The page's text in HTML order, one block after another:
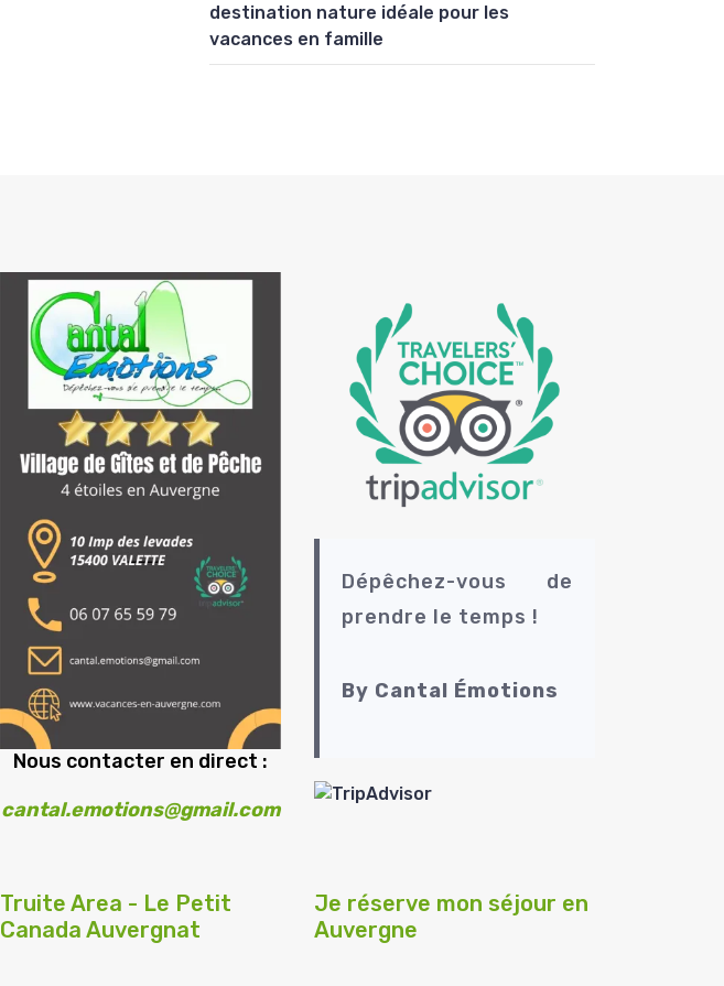
destination nature idéale pour les
vacances en famille
Nous contacter en direct :
cantal.emotions@gmail.com
Dépêchez-vous de
prendre le temps !
By Cantal Émotions
Truite Area - Le Petit
Canada Auvergnat
Je réserve mon séjour en
Auvergne